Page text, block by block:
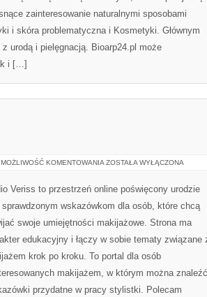
zainteresowanie naturalnymi sposobami
i skóra problematyczna i Kosmetyki. Głównym
urodą i pielęgnacją. Bioarp24.pl może
i […]
MOŻLIWOŚĆ KOMENTOWANIA TRENDY
ZOSTAŁA WYŁĄCZONA
Veriss to przestrzeń online poświęcony urodzie
sprawdzonym wskazówkom dla osób, które chcą
swoje umiejętności makijażowe. Strona ma
edukacyjny i łączy w sobie tematy związane
krok po kroku. To portal dla osób
makijażem, w którym można znaleźć
przydatne w pracy stylistki. Polecam